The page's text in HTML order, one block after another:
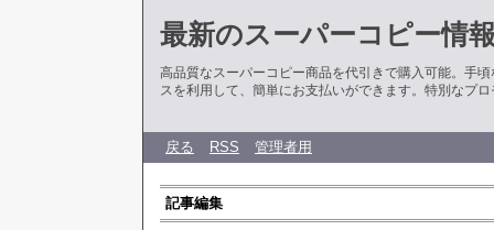
最新のスーパーコピー情
高品質なスーパーコピー商品を代引きで購入可能。手
スを利用して、簡単にお支払いができます。特別なプ
戻る RSS 管理者用
記事編集